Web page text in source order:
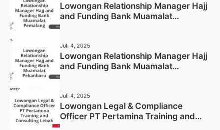
Lowongan Relationship Manager Hajj
and Funding Bank Muamalat
Juli 4, 2025
Lowongan Relationship Manager Hajj
and Funding Bank Muamalat
Juli 4, 2025
Lowongan Legal & Compliance
Officer PT Pertamina Training and